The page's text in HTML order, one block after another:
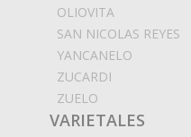
OLIOVITA
SAN NICOLAS REYES
YANCANELO
ZUCARDI
ZUELO
VARIETALES